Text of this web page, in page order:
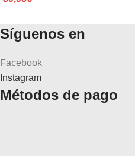
Síguenos en
Facebook
Instagram
Métodos de pago